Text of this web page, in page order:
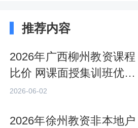
推荐内容
2026年广西柳州教资课程
比价 网课面授集训班优缺
点对比
2026-06-02
2026年徐州教资非本地户